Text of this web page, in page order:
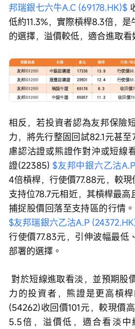
邦瑞銀七六牛A.C (69178.HK)$
低約11.3%，實際槓桿8.3倍，
的選擇，溢價較低，適合進取看
相反，若投資者認為友邦保險
力，將先行整固回試82.1元甚
慮認沽證或熊證作對沖或短線
證(22385) $友邦中銀六乙沽
4倍槓桿，行使價77.88元，較現
支持位78.7元相近，其槓桿最
捕捉股價回落至支持區的行情
$友邦瑞銀六乙沽A.P
行使價77.83元，引伸波幅最低
部署的選擇。
對於短線進取看淡，並預期股價將受制於88.8元阻
力的投資者，熊證是更高槓
(54262)收回價101元，較現價
5.5倍，溢價低，適合看淡